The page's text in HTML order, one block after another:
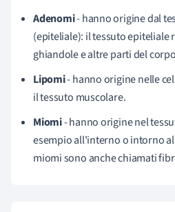
Adenomi- hanno origine dal
(epiteliale): il tessuto epiteliale
ghiandole e altre parti del
Lipomi- hanno origine nelle
il tessuto muscolare.
Miomi- hanno origine nel
esempio all'interno o intorno
miomi sono anche chiamati